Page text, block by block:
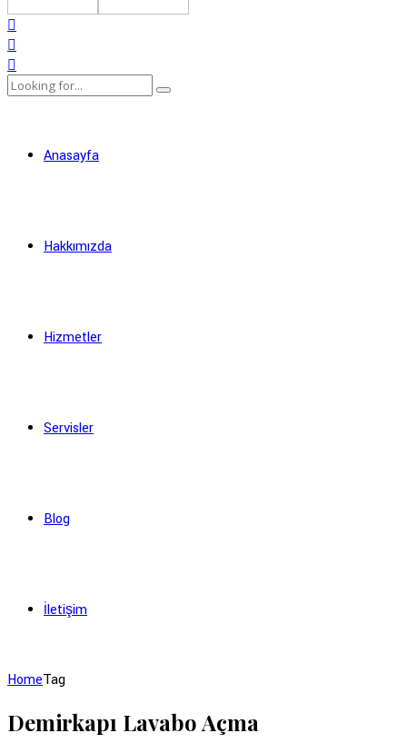
Anasayfa
Hakkımızda
Hizmetler
Servisler
Blog
İletişim
HomeTag
Demirkapı Lavabo Açma